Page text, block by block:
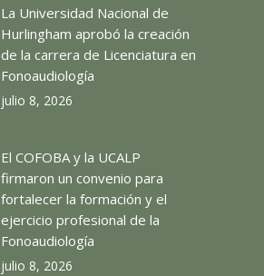
La Universidad Nacional de
Hurlingham aprobó la creación
de la carrera de Licenciatura en
Fonoaudiología
julio 8, 2026
El COFOBA y la UCALP
firmaron un convenio para
fortalecer la formación y el
ejercicio profesional de la
Fonoaudiología
julio 8, 2026